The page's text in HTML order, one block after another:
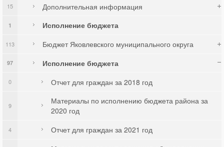
Дополнительная информация
15
Исполнение бюджета
1
Бюджет Яковлевского муниципального округа
113
Исполнение бюджета
97
Отчет для граждан за 2018 год
0
Материалы по исполнению бюджета района за
2020 год
9
Отчет для граждан за 2021 год
4